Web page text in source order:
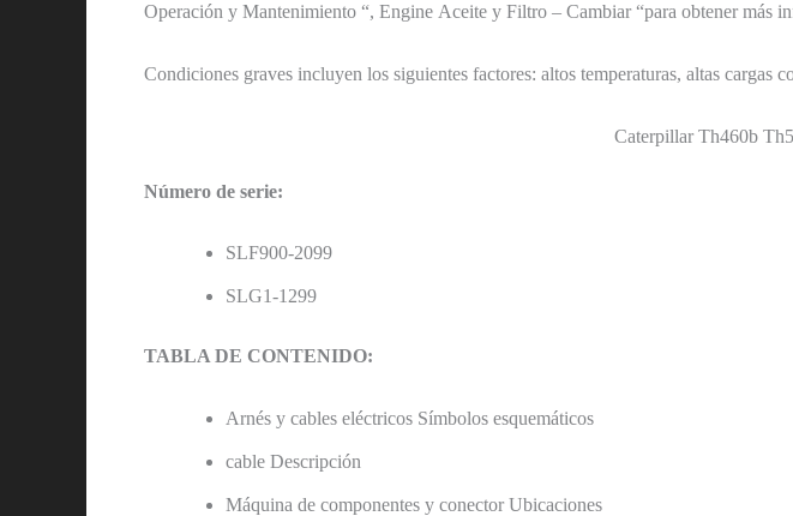
Operación y Mantenimiento “, Engine Aceite y Filtro – Cambiar “para obtener más
Condiciones graves incluyen los siguientes factores: altos temperaturas, altas cargas
Caterpillar Th460b
Número de serie:
SLF900-2099
SLG1-1299
TABLA DE CONTENIDO:
Arnés y cables eléctricos Símbolos esquemáticos
cable Descripción
Máquina de componentes y conector Ubicaciones